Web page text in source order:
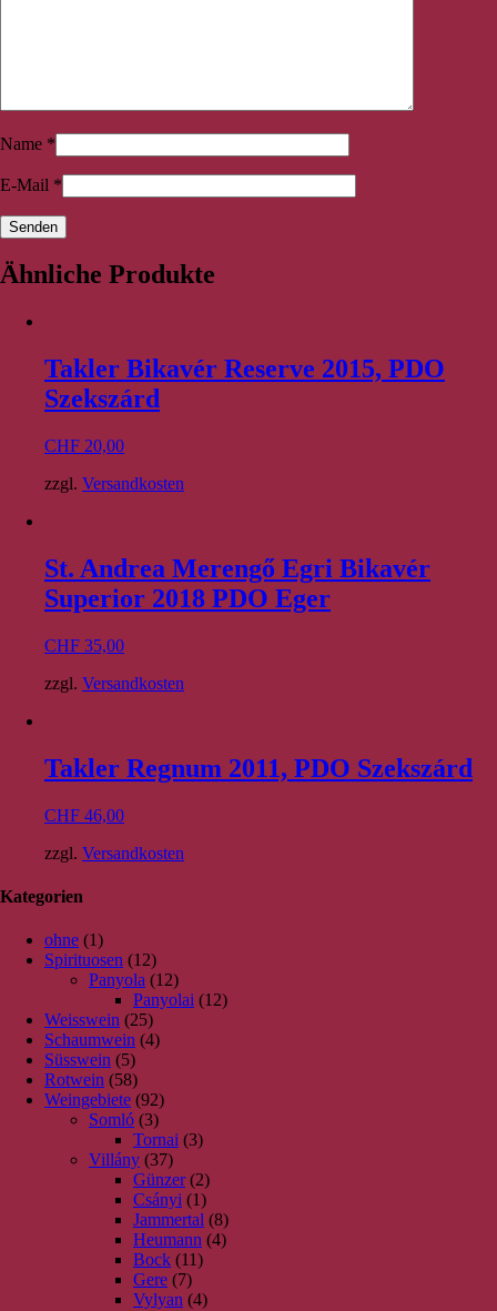
Name *
E-Mail *
Ähnliche Produkte
Takler Bikavér Reserve 2015, PDO
Szekszárd
CHF 20,00
zzgl. Versandkosten
St. Andrea Merengő Egri Bikavér
Superior 2018 PDO Eger
CHF 35,00
zzgl. Versandkosten
Takler Regnum 2011, PDO Szekszárd
CHF 46,00
zzgl. Versandkosten
Kategorien
ohne (1)
Spirituosen (12)
Panyola (12)
Panyolai (12)
Weisswein (25)
Schaumwein (4)
Süsswein (5)
Rotwein (58)
Weingebiete (92)
Somló (3)
Tornai (3)
Villány (37)
Günzer (2)
Csányi (1)
Jammertal (8)
Heumann (4)
Bock (11)
Gere (7)
Vylyan (4)